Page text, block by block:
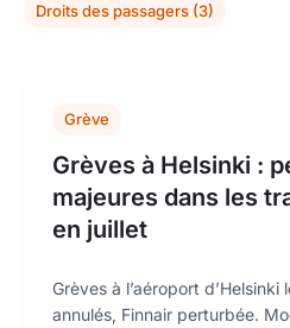
Droits des passagers (3)
Grève
Grèves à Helsinki :
majeures dans les
en juillet
Grèves à l’aéroport
annulés, Finnair perturbée.